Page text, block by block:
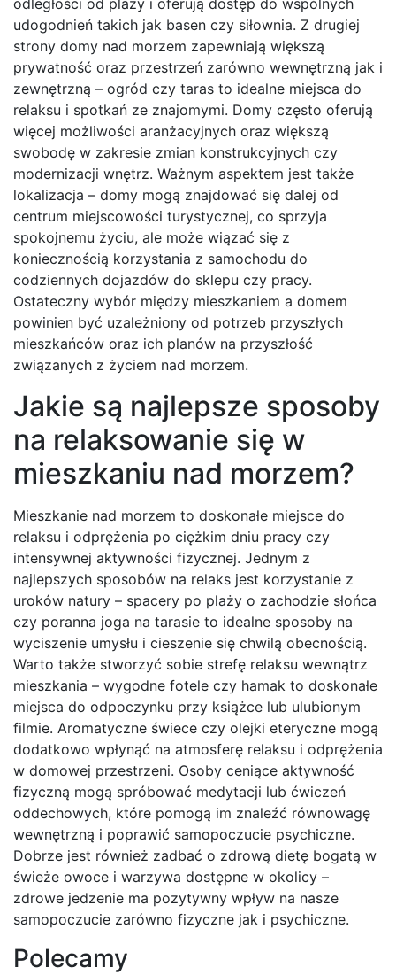
odległości od plaży i oferują dostęp do wspólnych
udogodnień takich jak basen czy siłownia. Z drugiej
strony domy nad morzem zapewniają większą
prywatność oraz przestrzeń zarówno wewnętrzną jak i
zewnętrzną – ogród czy taras to idealne miejsca do
relaksu i spotkań ze znajomymi. Domy często oferują
więcej możliwości aranżacyjnych oraz większą
swobodę w zakresie zmian konstrukcyjnych czy
modernizacji wnętrz. Ważnym aspektem jest także
lokalizacja – domy mogą znajdować się dalej od
centrum miejscowości turystycznej, co sprzyja
spokojnemu życiu, ale może wiązać się z
koniecznością korzystania z samochodu do
codziennych dojazdów do sklepu czy pracy.
Ostateczny wybór między mieszkaniem a domem
powinien być uzależniony od potrzeb przyszłych
mieszkańców oraz ich planów na przyszłość
związanych z życiem nad morzem.
Jakie są najlepsze sposoby
na relaksowanie się w
mieszkaniu nad morzem?
Mieszkanie nad morzem to doskonałe miejsce do
relaksu i odprężenia po ciężkim dniu pracy czy
intensywnej aktywności fizycznej. Jednym z
najlepszych sposobów na relaks jest korzystanie z
uroków natury – spacery po plaży o zachodzie słońca
czy poranna joga na tarasie to idealne sposoby na
wyciszenie umysłu i cieszenie się chwilą obecnością.
Warto także stworzyć sobie strefę relaksu wewnątrz
mieszkania – wygodne fotele czy hamak to doskonałe
miejsca do odpoczynku przy książce lub ulubionym
filmie. Aromatyczne świece czy olejki eteryczne mogą
dodatkowo wpłynąć na atmosferę relaksu i odprężenia
w domowej przestrzeni. Osoby ceniące aktywność
fizyczną mogą spróbować medytacji lub ćwiczeń
oddechowych, które pomogą im znaleźć równowagę
wewnętrzną i poprawić samopoczucie psychiczne.
Dobrze jest również zadbać o zdrową dietę bogatą w
świeże owoce i warzywa dostępne w okolicy –
zdrowe jedzenie ma pozytywny wpływ na nasze
samopoczucie zarówno fizyczne jak i psychiczne.
Polecamy